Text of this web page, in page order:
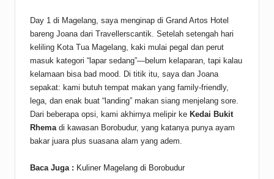
Day 1 di Magelang, saya menginap di Grand Artos Hotel
bareng Joana dari Travellerscantik. Setelah setengah hari
keliling Kota Tua Magelang, kaki mulai pegal dan perut
masuk kategori “lapar sedang”—belum kelaparan, tapi kalau
kelamaan bisa bad mood. Di titik itu, saya dan Joana
sepakat: kami butuh tempat makan yang family-friendly,
lega, dan enak buat “landing” makan siang menjelang sore.
Dari beberapa opsi, kami akhirnya melipir ke Kedai Bukit
Rhema di kawasan Borobudur, yang katanya punya ayam
bakar juara plus suasana alam yang adem.
Baca Juga : Kuliner Magelang di Borobudur